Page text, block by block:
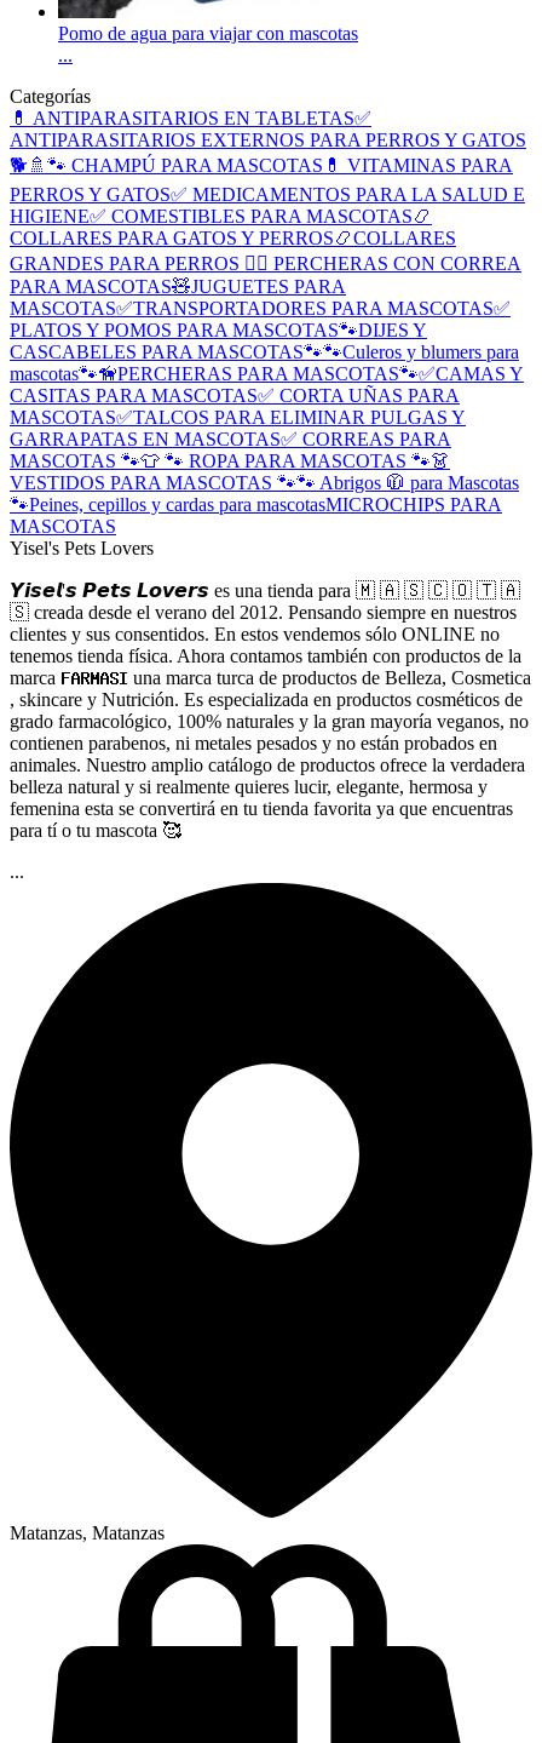
Pomo de agua para viajar con mascotas
...
Categorías
💊 ANTIPARASITARIOS EN TABLETAS✅
ANTIPARASITARIOS EXTERNOS PARA PERROS Y GATOS
🐕🚿🐾 CHAMPÚ PARA MASCOTAS 💊 VITAMINAS PARA
PERROS Y GATOS✅ MEDICAMENTOS PARA LA SALUD E
HIGIENE✅ COMESTIBLES PARA MASCOTAS📿
COLLARES PARA GATOS Y PERROS📿COLLARES
GRANDES PARA PERROS 🐕‍🦺 PERCHERAS CON CORREA
PARA MASCOTAS🧸JUGUETES PARA
MASCOTAS✅TRANSPORTADORES PARA MASCOTAS✅
PLATOS Y POMOS PARA MASCOTAS🐾DIJES Y
CASCABELES PARA MASCOTAS🐾🐾Culeros y blumers para
mascotas🐾🦮PERCHERAS PARA MASCOTAS🐾✅CAMAS Y
CASITAS PARA MASCOTAS✅ CORTA UÑAS PARA
MASCOTAS✅TALCOS PARA ELIMINAR PULGAS Y
GARRAPATAS EN MASCOTAS✅ CORREAS PARA
MASCOTAS 🐾👕 🐾 ROPA PARA MASCOTAS 🐾👗
VESTIDOS PARA MASCOTAS 🐾🐾 Abrigos 🧥 para Mascotas
🐾Peines, cepillos y cardas para mascotasMICROCHIPS PARA
MASCOTAS
Yisel's Pets Lovers
𝙔𝙞𝙨𝙚𝙡'𝙨 𝙋𝙚𝙩𝙨 𝙇𝙤𝙫𝙚𝙧𝙨 es una tienda para 🇲 🇦 🇸 🇨 🇴 🇹 🇦
🇸 creada desde el verano del 2012. Pensando siempre en nuestros
clientes y sus consentidos. En estos vendemos sólo ONLINE no
tenemos tienda física. Ahora contamos también con productos de la
marca 𝐅𝐀𝐑𝐌𝐀𝐒𝐈 una marca turca de productos de Belleza, Cosmetica
, skincare y Nutrición. Es especializada en productos cosméticos de
grado farmacológico, 100% naturales y la gran mayoría veganos, no
contienen parabenos, ni metales pesados y no están probados en
animales. Nuestro amplio catálogo de productos ofrece la verdadera
belleza natural y si realmente quieres lucir, elegante, hermosa y
femenina esta se convertirá en tu tienda favorita ya que encuentras
para tí o tu mascota 🥰
...
Matanzas, Matanzas